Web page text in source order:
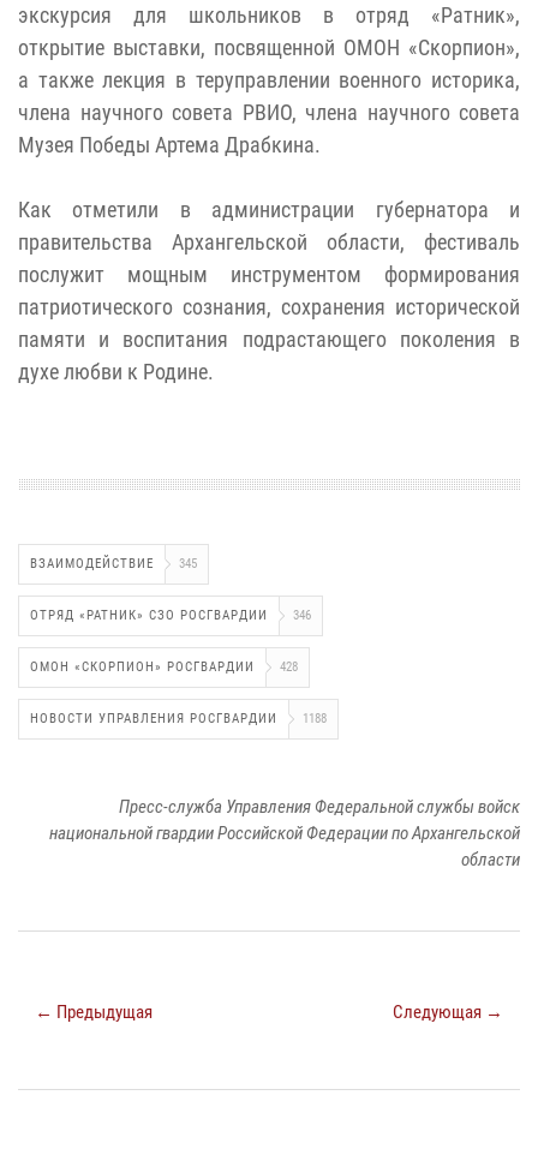
экскурсия для школьников в отряд «Ратник»,
открытие выставки, посвященной ОМОН «Скорпион»,
а также лекция в теруправлении военного историка,
члена научного совета РВИО, члена научного совета
Музея Победы Артема Драбкина.
Как отметили в администрации губернатора и
правительства Архангельской области, фестиваль
послужит мощным инструментом формирования
патриотического сознания, сохранения исторической
памяти и воспитания подрастающего поколения в
духе любви к Родине.
ВЗАИМОДЕЙСТВИЕ 345
ОТРЯД «РАТНИК» СЗО РОСГВАРДИИ 346
ОМОН «СКОРПИОН» РОСГВАРДИИ 428
НОВОСТИ УПРАВЛЕНИЯ РОСГВАРДИИ 1188
Пресс-служба Управления Федеральной службы войск
национальной гвардии Российской Федерации по Архангельской
области
← Предыдущая Следующая →